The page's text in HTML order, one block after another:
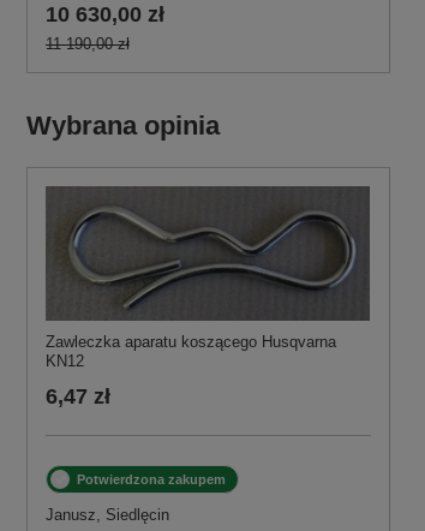
10 630,00 zł
11 190,00 zł
Wybrana opinia
Zawleczka aparatu koszącego Husqvarna
KN12
6,47 zł
Potwierdzona zakupem
Janusz, Siedlęcin